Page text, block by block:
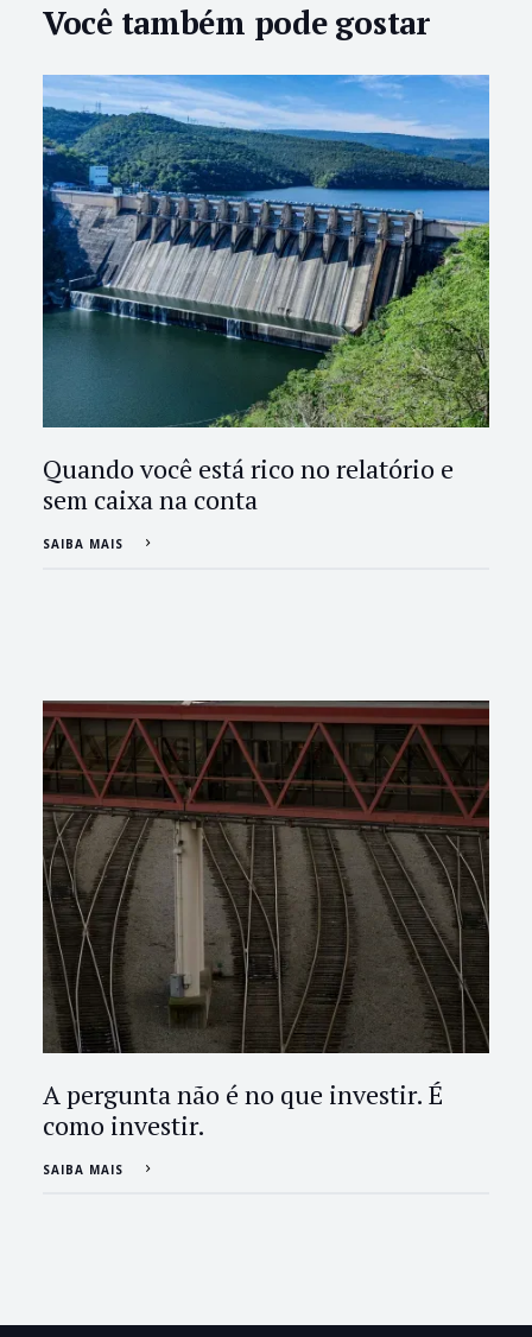
Você também pode gostar
Quando você está rico no relatório e
sem caixa na conta
SAIBA MAIS
A pergunta não é no que investir. É
como investir.
SAIBA MAIS